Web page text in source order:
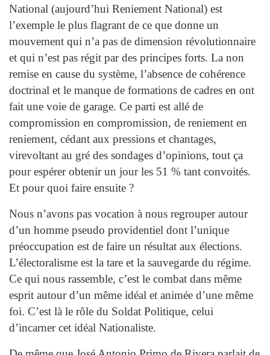
National (aujourd’hui Reniement National) est
l’exemple le plus flagrant de ce que donne un
mouvement qui n’a pas de dimension révolutionnaire
et qui n’est pas régit par des principes forts. La non
remise en cause du système, l’absence de cohérence
doctrinal et le manque de formations de cadres en ont
fait une voie de garage. Ce parti est allé de
compromission en compromission, de reniement en
reniement, cédant aux pressions et chantages,
virevoltant au gré des sondages d’opinions, tout ça
pour espérer obtenir un jour les 51 % tant convoités.
Et pour quoi faire ensuite ?
Nous n’avons pas vocation à nous regrouper autour
d’un homme pseudo providentiel dont l’unique
préoccupation est de faire un résultat aux élections.
L’électoralisme est la tare et la sauvegarde du régime.
Ce qui nous rassemble, c’est le combat dans même
esprit autour d’un même idéal et animée d’une même
foi. C’est là le rôle du Soldat Politique, celui
d’incarner cet idéal Nationaliste.